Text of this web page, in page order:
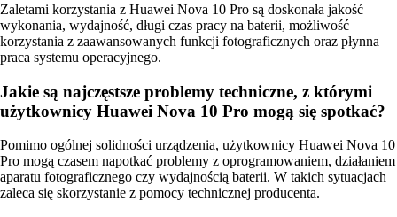
Zaletami korzystania z Huawei Nova 10 Pro są doskonała jakość
wykonania, wydajność, długi czas pracy na baterii, możliwość
korzystania z zaawansowanych funkcji fotograficznych oraz płynna
praca systemu operacyjnego.
Jakie są najczęstsze problemy techniczne, z którymi
użytkownicy Huawei Nova 10 Pro mogą się spotkać?
Pomimo ogólnej solidności urządzenia, użytkownicy Huawei Nova 10
Pro mogą czasem napotkać problemy z oprogramowaniem, działaniem
aparatu fotograficznego czy wydajnością baterii. W takich sytuacjach
zaleca się skorzystanie z pomocy technicznej producenta.